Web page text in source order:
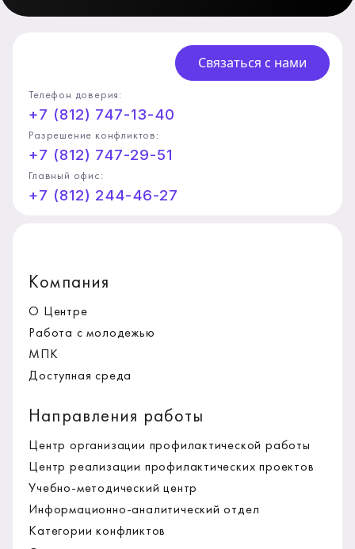
Связаться с нами
Телефон доверия:
+7 (812) 747-13-40
Разрешение конфликтов:
+7 (812) 747-29-51
Главный офис:
+7 (812) 244-46-27
Компания
О Центре
Работа с молодежью
МПК
Доступная среда
Направления работы
Центр организации профилактической работы
Центр реализации профилактических проектов
Учебно-методический центр
Информационно-аналитический отдел
Категории конфликтов